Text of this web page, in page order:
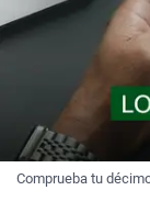
Comprueba tu